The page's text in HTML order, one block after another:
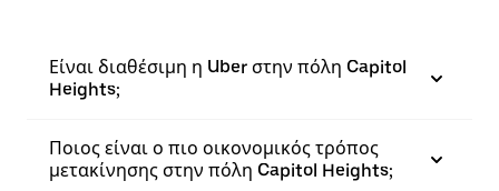
Είναι διαθέσιμη η Uber στην πόλη Capitol
Heights;
Ποιος είναι ο πιο οικονομικός τρόπος
μετακίνησης στην πόλη Capitol Heights;